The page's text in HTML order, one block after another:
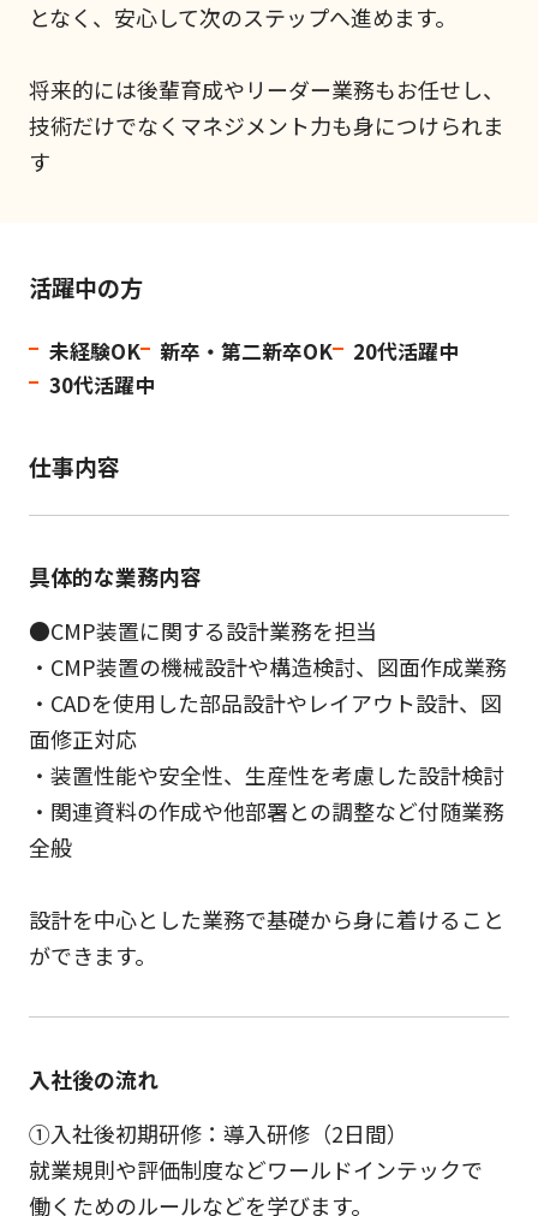
となく、安心して次のステップへ進めます。
将来的には後輩育成やリーダー業務もお任せし、
技術だけでなくマネジメント力も身につけられま
す
活躍中の方
未経験OK 新卒・第二新卒OK
20代活躍中
30代活躍中
仕事内容
具体的な業務内容
●CMP装置に関する設計業務を担当
・CMP装置の機械設計や構造検討、図面作成業務
・CADを使用した部品設計やレイアウト設計、図
面修正対応
・装置性能や安全性、生産性を考慮した設計検討
・関連資料の作成や他部署との調整など付随業務
全般
設計を中心とした業務で基礎から身に着けること
ができます。
入社後の流れ
①入社後初期研修：導入研修（2日間）
就業規則や評価制度などワールドインテックで
働くためのルールなどを学びます。